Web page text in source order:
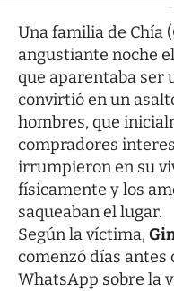
Una familia de Chía
angustiante noche
que aparentaba ser
convirtió en un
hombres, que
compradores
irrumpieron en su
físicamente y los
saqueaban el lugar.
Según la víctima,
comenzó días antes
WhatsApp sobre la